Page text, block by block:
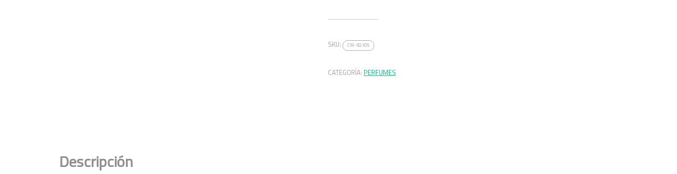
SKU: CM-50.105
CATEGORÍA: PERFUMES
Descripción